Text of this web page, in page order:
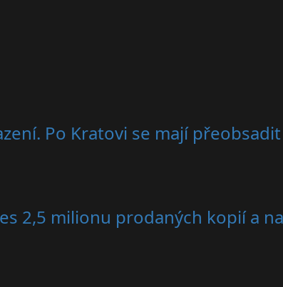
Po Kratovi se mají
2,5 milionu prodaných kopií a